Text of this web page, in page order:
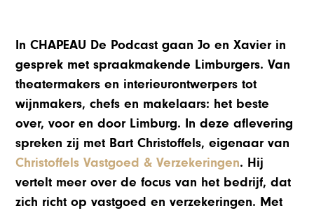
In CHAPEAU De Podcast gaan Jo en Xavier in
gesprek met spraakmakende Limburgers. Van
theatermakers en interieurontwerpers tot
wijnmakers, chefs en makelaars: het beste
over, voor en door Limburg. In deze aflevering
spreken zij met Bart Christoffels, eigenaar van
Christoffels Vastgoed & Verzekeringen. Hij
vertelt meer over de focus van het bedrijf, dat
zich richt op vastgoed en verzekeringen. Met